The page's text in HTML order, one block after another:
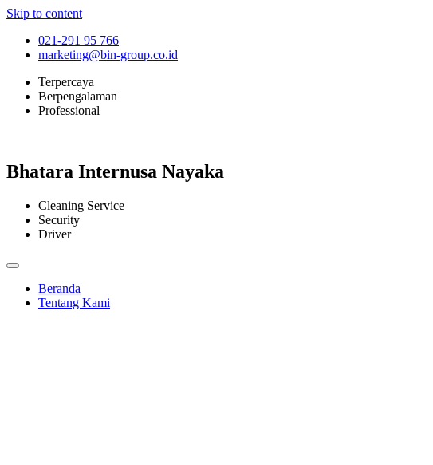
Skip to content
021-291 95 766
marketing@bin-group.co.id
Terpercaya
Berpengalaman
Professional
Bhatara Internusa Nayaka
Cleaning Service
Security
Driver
Beranda
Tentang Kami